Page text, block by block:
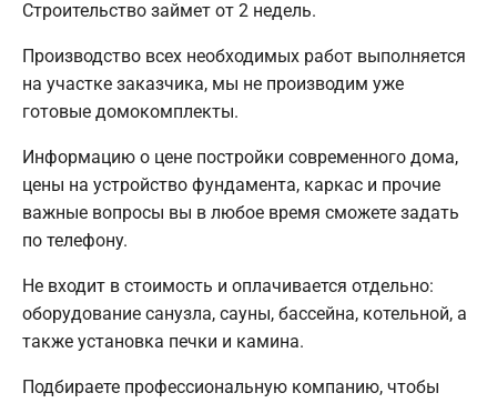
Строительство займет от 2 недель.
Производство всех необходимых работ выполняется
на участке заказчика, мы не производим уже
готовые домокомплекты.
Информацию о цене постройки современного дома,
цены на устройство фундамента, каркас и прочие
важные вопросы вы в любое время сможете задать
по телефону.
Не входит в стоимость и оплачивается отдельно:
оборудование санузла, сауны, бассейна, котельной, а
также установка печки и камина.
Подбираете профессиональную компанию, чтобы